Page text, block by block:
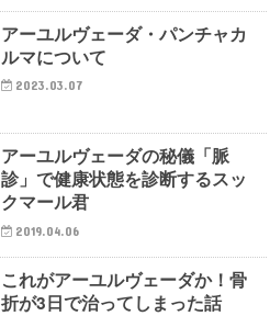
アーユルヴェーダ・パンチャカ
ルマについて
2023.03.07
アーユルヴェーダの秘儀「脈
診」で健康状態を診断するスッ
クマール君
2019.04.06
これがアーユルヴェーダか！骨
折が3日で治ってしまった話